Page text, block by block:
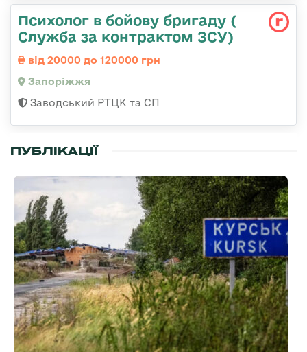
Психолог в бойову бригаду (
Служба за контрактом ЗСУ)
від 20000 до 120000 грн
Запоріжжя
Заводський РТЦК та СП
ПУБЛІКАЦІЇ